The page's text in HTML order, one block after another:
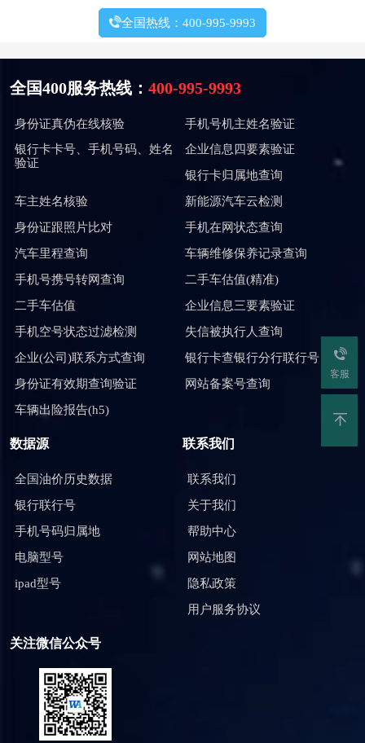
全国热线：400-995-9993
全国400服务热线： 400-995-9993
身份证真伪在线核验
手机号机主姓名验证
银行卡卡号、手机号码、姓名
验证
企业信息四要素验证
银行卡归属地查询
车主姓名核验
新能源汽车云检测
身份证跟照片比对
手机在网状态查询
汽车里程查询
车辆维修保养记录查询
手机号携号转网查询
二手车估值(精准)
二手车估值
企业信息三要素验证
手机空号状态过滤检测
失信被执行人查询
企业(公司)联系方式查询
银行卡查银行分行联行号
身份证有效期查询验证
网站备案号查询
车辆出险报告(h5)
数据源
全国油价历史数据
银行联行号
手机号码归属地
电脑型号
ipad型号
联系我们
联系我们
关于我们
帮助中心
网站地图
隐私政策
用户服务协议
关注微信公众号
客服